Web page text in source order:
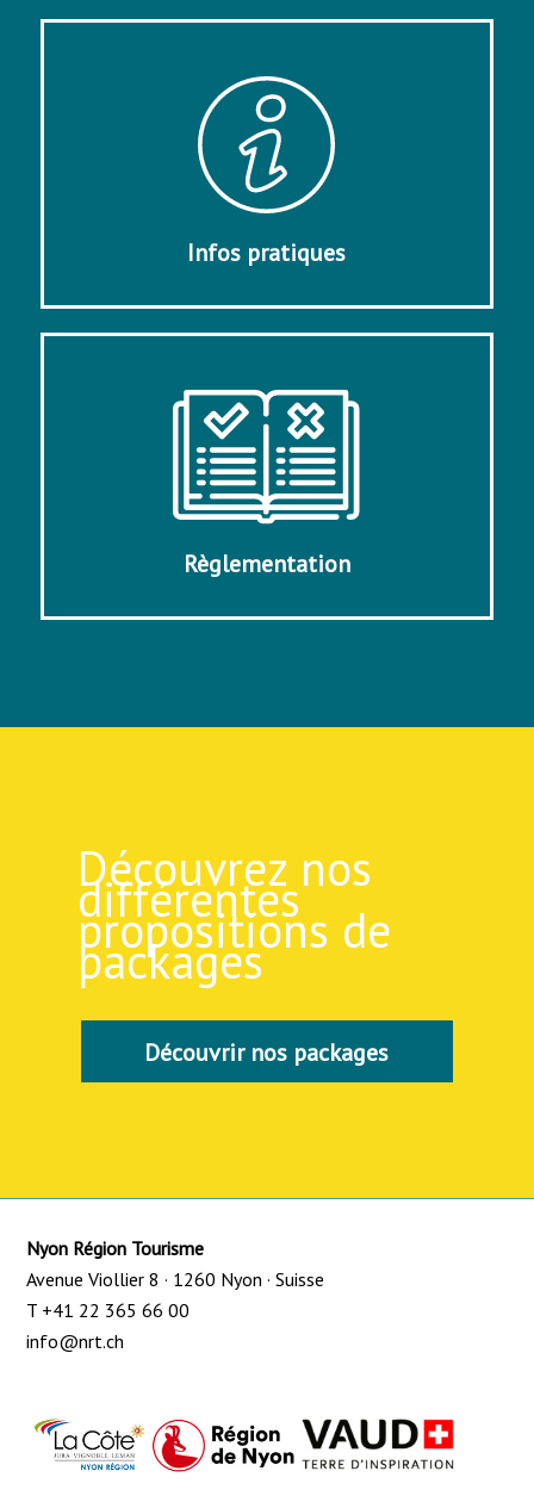
Infos pratiques
Règlementation
Découvrez nos
différentes
propositions de
packages
Découvrir nos packages
Nyon Région Tourisme
Avenue Viollier 8 · 1260 Nyon · Suisse
T +41 22 365 66 00
info@nrt.ch